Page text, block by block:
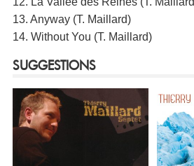
13. Anyway (T. Maillard)
14. Without You (T. Maillard)
SUGGESTIONS